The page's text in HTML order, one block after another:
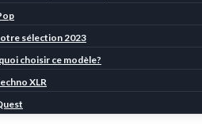
sélection 2023
choisir ce modèle?
XLR